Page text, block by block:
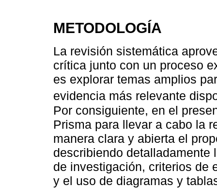
METODOLOGÍA
La revisión sistemática
crítica junto con un proceso
es explorar temas amplios
evidencia más relevante
Por consiguiente, en el
Prisma para llevar a cabo la
manera clara y abierta el
describiendo detalladamente
de investigación, criterios de
y el uso de diagramas y